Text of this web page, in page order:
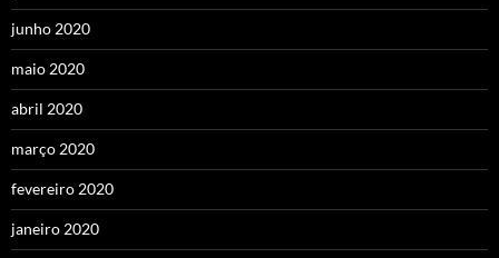
junho 2020
maio 2020
abril 2020
março 2020
fevereiro 2020
janeiro 2020